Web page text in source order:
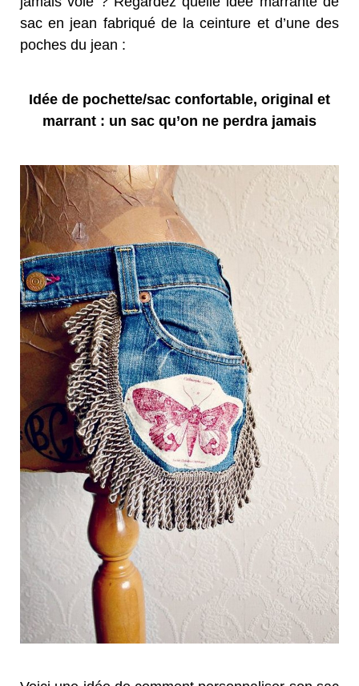
sac en jean fabriqué de la ceinture et d’une des
poches du jean :
Idée de pochette/sac confortable, original et
marrant : un sac qu’on ne perdra jamais